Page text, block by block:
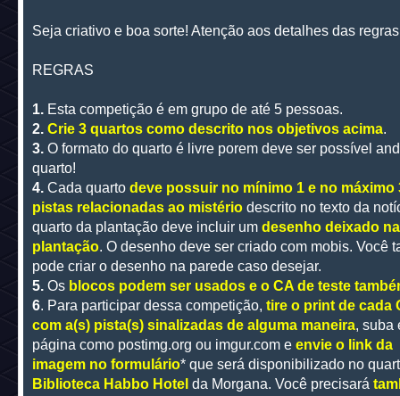
Seja criativo e boa sorte! Atenção aos detalhes das
REGRAS
1. Esta competição é em grupo de até 5 pessoas.
2. Crie 3 quartos como descrito nos objetivos acima.
3. O formato do quarto é livre porem deve ser possível
quarto!
4.Cada quartodeve possuir no mínimo 1 e no máximo
pistas relacionadas ao mistériodescrito no texto da
quarto da plantação deve incluir um desenho deixado na
plantação. O desenho deve ser criado com mobis. Você
pode criar o desenho na parede caso desejar.
5.Os blocos podem ser usados e o CA de teste
6. Para participar dessa competição, tire o print de cada
com a(s) pista(s) sinalizadas de alguma maneira, suba
página como postimg.org ou imgur.com eenvie o link da
imagem no formulário* que será disponibilizado no
Biblioteca Habbo Hotel da Morgana. Você precisará